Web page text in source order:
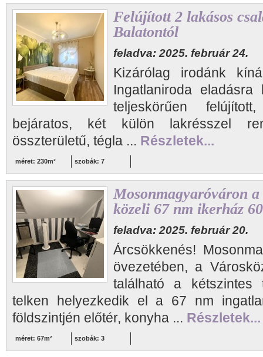
Felújított 2 lakásos
Balatontól
feladva: 2025. február 24.
Kizárólag irodánk
Ingatlaniroda
teljeskörűen
bejáratos, két külön lakrésszel
összterületű, tégla ... Részletek...
méret: 230m² szobák: 7
Mosonmagyaróváron
közeli 67 nm ikerház
feladva: 2025. február 20.
Árcsökkenés!
övezetében, a
található a
telken helyezkedik el a 67 nm
földszintjén előtér, konyha ... Részletek...
méret: 67m² szobák: 3